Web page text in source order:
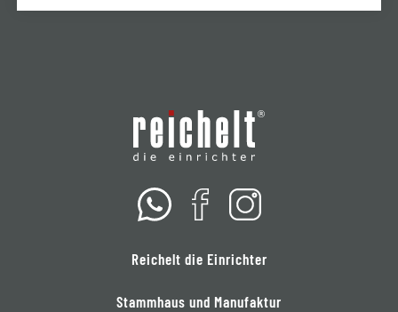
Reichelt die Einrichter
Stammhaus und Manufaktur